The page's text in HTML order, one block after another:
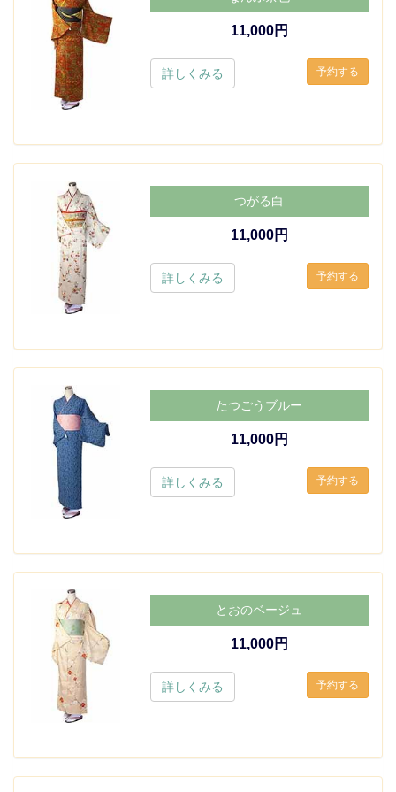
11,000円
詳しくみる
つがる白
11,000円
詳しくみる
たつごうブルー
11,000円
詳しくみる
とおのベージュ
11,000円
詳しくみる